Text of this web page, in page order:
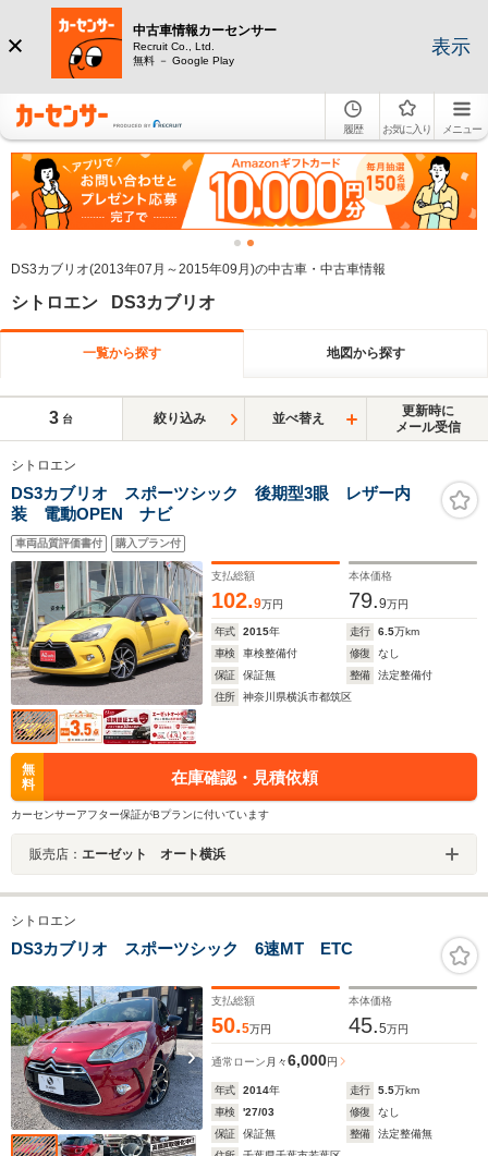
中古車情報カーセンサー
Recruit Co., Ltd.
無料 － Google Play
表示
履歴 お気に入り メニュー
DS3カブリオ(2013年07月～2015年09月)の中古車・中古車情報
シトロエン DS3カブリオ
一覧から探す 地図から探す
3 台 絞り込み 並べ替え
更新時に
メール受信
シトロエン
DS3カブリオ スポーツシック 後期型3眼 レザー内
装 電動OPEN ナビ
車両品質評価書付 購入プラン付
支払総額
102.9万円
本体価格
79.9万円
年式 2015年 走行 6.5万km
車検
車検整備付 修復
なし
保証
保証無 整備
法定整備付
住所
神奈川県横浜市都筑区
無
料
在庫確認・見積依頼
カーセンサーアフター保証がBプランに付いています
販売店： エーゼット オート横浜
シトロエン
DS3カブリオ スポーツシック 6速MT ETC
支払総額
50.5万円
本体価格
45.5万円
通常ローン 月々6,000円
年式 2014年 走行 5.5万km
車検
'27/03 修復
なし
保証
保証無 整備
法定整備無